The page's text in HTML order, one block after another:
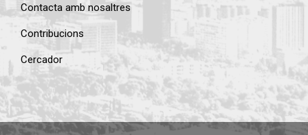
Contacta amb nosaltres
Contribucions
Cercador